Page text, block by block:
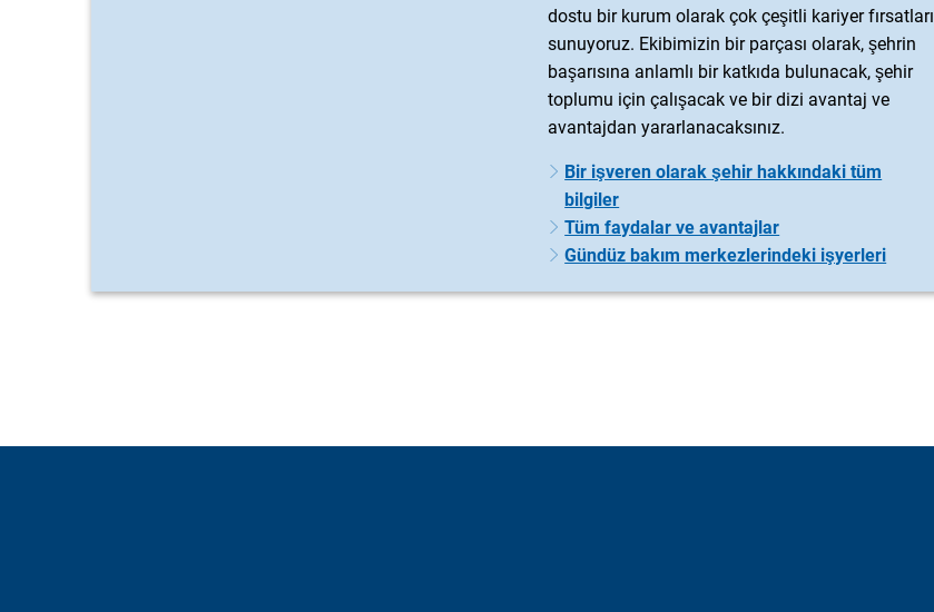
dostu bir kurum olarak çok çeşitli kariyer fırsatları
sunuyoruz. Ekibimizin bir parçası olarak, şehrin
başarısına anlamlı bir katkıda bulunacak, şehir
toplumu için çalışacak ve bir dizi avantaj ve
avantajdan yararlanacaksınız.
Bir işveren olarak şehir hakkındaki tüm
bilgiler
Tüm faydalar ve avantajlar
Gündüz bakım merkezlerindeki işyerleri